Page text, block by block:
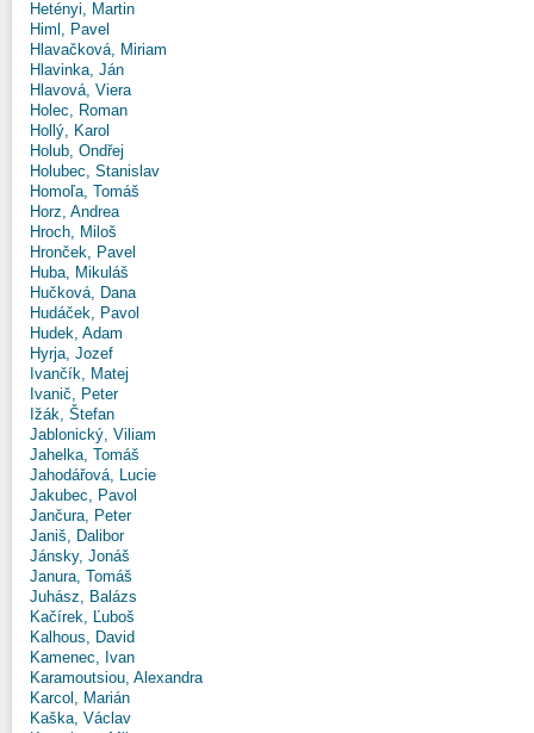
Hetényi, Martin
Himl, Pavel
Hlavačková, Miriam
Hlavinka, Ján
Hlavová, Viera
Holec, Roman
Hollý, Karol
Holub, Ondřej
Holubec, Stanislav
Homoľa, Tomáš
Horz, Andrea
Hroch, Miloš
Hronček, Pavel
Huba, Mikuláš
Hučková, Dana
Hudáček, Pavol
Hudek, Adam
Hyrja, Jozef
Ivančík, Matej
Ivanič, Peter
Ižák, Štefan
Jablonický, Viliam
Jahelka, Tomáš
Jahodářová, Lucie
Jakubec, Pavol
Jančura, Peter
Janiš, Dalibor
Jánsky, Jonáš
Janura, Tomáš
Juhász, Balázs
Kačírek, Ľuboš
Kalhous, David
Kamenec, Ivan
Karamoutsiou, Alexandra
Karcol, Marián
Kaška, Václav